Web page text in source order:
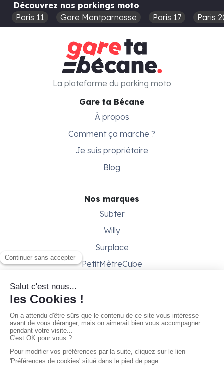
Découvrez nos parkings moto
Paris 11
Gare Montparnasse Paris 17 Paris
Gare ta Bécane
À propos
Comment ça marche ?
Je suis propriétaire
Blog
Nos marques
Subter
Willy
Surplace
PetitMètreCube
Besoin d'aide ?
Conditions générales
Gestion des cookies
La plateforme du parking moto